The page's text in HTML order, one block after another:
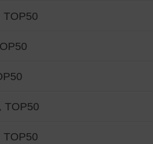
TOP50
TOP50
TOP50